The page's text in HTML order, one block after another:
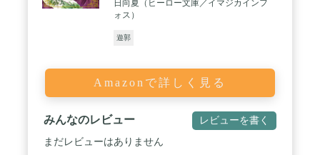
日向夏（ヒーロー文庫／イマジカインフ
ォス）
遊郭
Amazonで詳しく見る
みんなのレビュー レビューを書く
まだレビューはありません